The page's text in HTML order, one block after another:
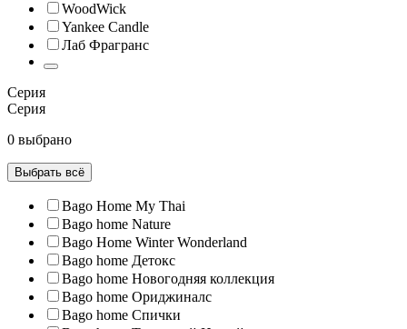
WoodWick
Yankee Candle
Лаб Фрагранс
Серия
Серия
0 выбрано
Выбрать всё
Bago Home My Thai
Bago home Nature
Bago Home Winter Wonderland
Bago home Детокс
Bago home Новогодняя коллекция
Bago home Ориджиналс
Bago home Спички